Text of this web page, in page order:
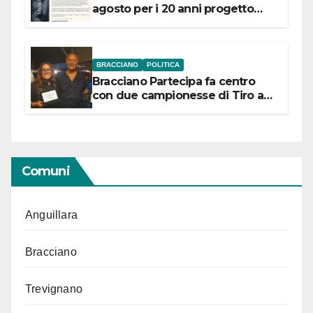
agosto per i 20 anni progetto
BRACCIANO POLITICA
Bracciano Partecipa fa centro
con due campionesse di Tiro a
Comuni
Anguillara
Bracciano
Trevignano